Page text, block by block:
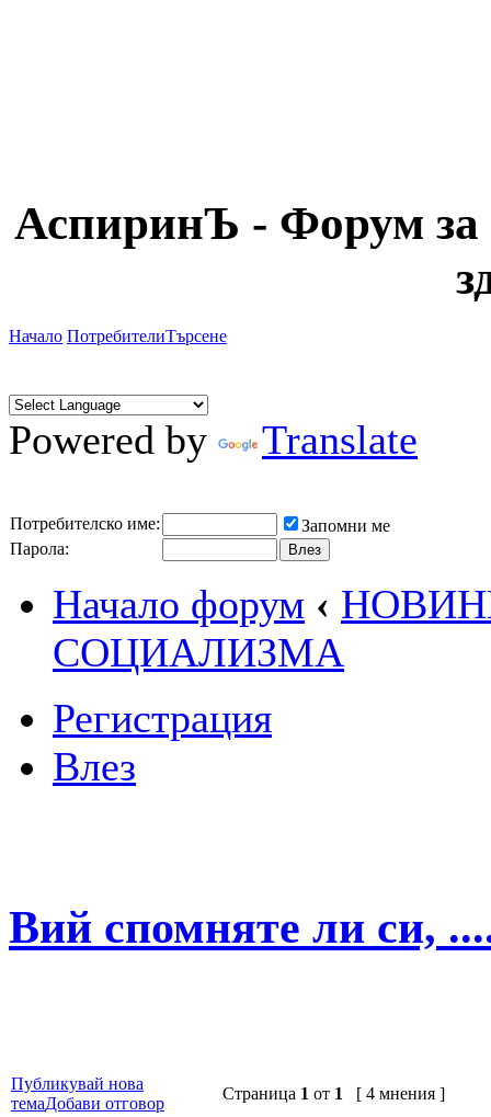
АспиринЪ - Форум за
Начало ПотребителиТърсене
Powered by Translate
Потребителско име:
Запомни ме
Парола:
Начало форум ‹
СОЦИАЛИЗМА
Регистрация
Влез
Вий спомняте ли си,
Публикувай нова
темаДобави отговор
Страница 1 от 1
[ 4 мнения ]